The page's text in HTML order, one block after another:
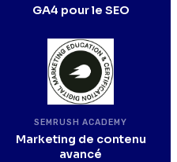
GA4 pour le SEO
SEMRUSH ACADEMY
Marketing de contenu
avancé